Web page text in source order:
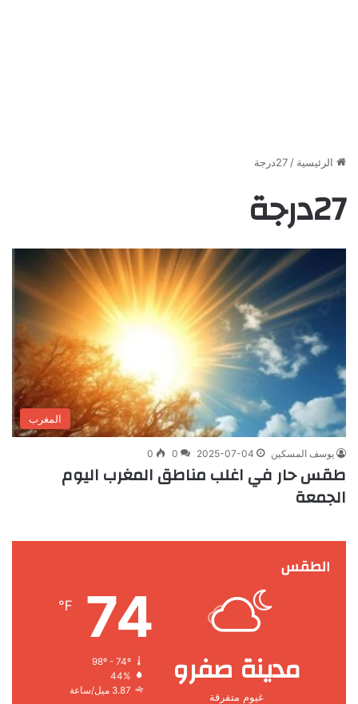
الرئيسية / 27درجة
27درجة
المغرب
يوسف المسكين 2025-07-04
0
0
طقس حار في اغلب مناطق المغرب اليوم
الجمعة
الطقس
مدينة صفرو
غيوم متفرقة
74
℉
98º - 74º
44%
3.87 ميل/ساعة